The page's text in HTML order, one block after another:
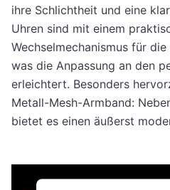
ihre Schlichtheit und eine
Uhren sind mit einem
Wechselmechanismus für
was die Anpassung an den
erleichtert. Besonders
Metall-Mesh-Armband:
bietet es einen äußerst